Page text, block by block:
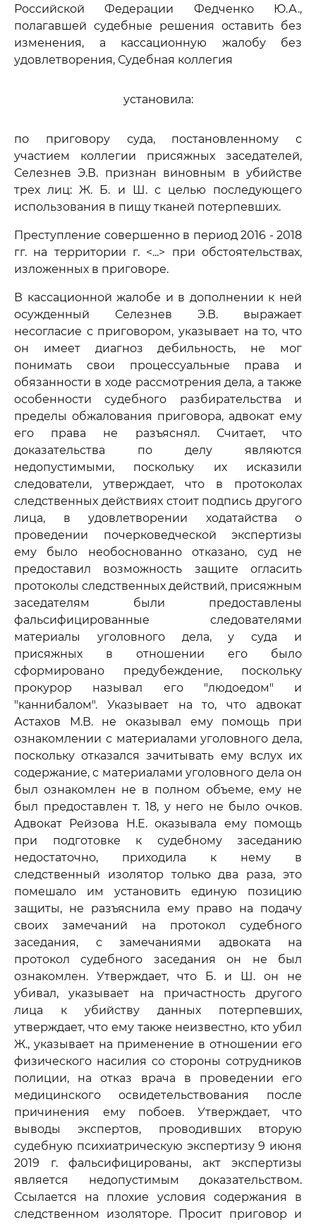
Российской Федерации Федченко Ю.А.,
полагавшей судебные решения оставить без
изменения, а кассационную жалобу без
удовлетворения, Судебная коллегия
установила:
по приговору суда, постановленному с
участием коллегии присяжных заседателей,
Селезнев Э.В. признан виновным в убийстве
трех лиц: Ж. Б. и Ш. с целью последующего
использования в пищу тканей потерпевших.
Преступление совершенно в период 2016 - 2018
гг. на территории г. <...> при обстоятельствах,
изложенных в приговоре.
В кассационной жалобе и в дополнении к ней
осужденный Селезнев Э.В. выражает
несогласие с приговором, указывает на то, что
он имеет диагноз дебильность, не мог
понимать свои процессуальные права и
обязанности в ходе рассмотрения дела, а также
особенности судебного разбирательства и
пределы обжалования приговора, адвокат ему
его права не разъяснял. Считает, что
доказательства по делу являются
недопустимыми, поскольку их исказили
следователи, утверждает, что в протоколах
следственных действиях стоит подпись другого
лица, в удовлетворении ходатайства о
проведении почерковедческой экспертизы
ему было необоснованно отказано, суд не
предоставил возможность защите огласить
протоколы следственных действий, присяжным
заседателям были предоставлены
фальсифицированные следователями
материалы уголовного дела, у суда и
присяжных в отношении его было
сформировано предубеждение, поскольку
прокурор называл его "людоедом" и
"каннибалом". Указывает на то, что адвокат
Астахов М.В. не оказывал ему помощь при
ознакомлении с материалами уголовного дела,
поскольку отказался зачитывать ему вслух их
содержание, с материалами уголовного дела он
был ознакомлен не в полном объеме, ему не
был предоставлен т. 18, у него не было очков.
Адвокат Рейзова Н.Е. оказывала ему помощь
при подготовке к судебному заседанию
недостаточно, приходила к нему в
следственный изолятор только два раза, это
помешало им установить единую позицию
защиты, не разъяснила ему право на подачу
своих замечаний на протокол судебного
заседания, с замечаниями адвоката на
протокол судебного заседания он не был
ознакомлен. Утверждает, что Б. и Ш. он не
убивал, указывает на причастность другого
лица к убийству данных потерпевших,
утверждает, что ему также неизвестно, кто убил
Ж., указывает на применение в отношении его
физического насилия со стороны сотрудников
полиции, на отказ врача в проведении его
медицинского освидетельствования после
причинения ему побоев. Утверждает, что
выводы экспертов, проводивших вторую
судебную психиатрическую экспертизу 9 июня
2019 г. фальсифицированы, акт экспертизы
является недопустимым доказательством.
Ссылается на плохие условия содержания в
следственном изоляторе. Просит приговор и